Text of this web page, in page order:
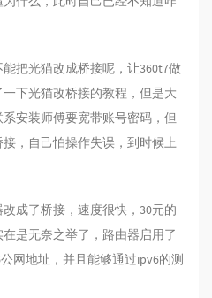
把光猫改成桥接呢，让360t7做
下光猫改桥接的教程，但是大
安装师傅要宽带账号密码，但
，自己怕操作失误，到时候上
成了桥接，速度很快，30元的
是无奈之举了，路由器启用了
网地址，并且能够通过ipv6的测